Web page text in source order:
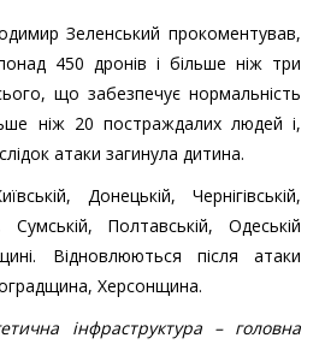
Зеленський прокоментував,
450 дронів і більше ніж три
що забезпечує нормальність
ніж 20 постраждалих людей і,
атаки загинула дитина.
Донецькій, Чернігівській,
Сумській, Полтавській, Одеській
Відновлюються після атаки
Херсонщина.
інфраструктура – головна